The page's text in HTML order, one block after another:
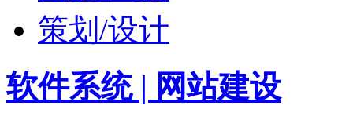
策划/设计
软件系统 | 网站建设